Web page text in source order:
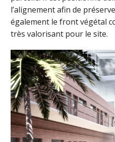
l’alignement afin de
également le front végétal
très valorisant pour le site.